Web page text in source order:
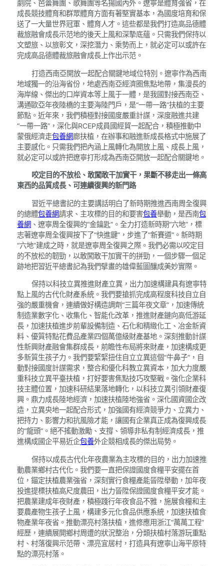
劇院、芭蕾舞團、歌舞團等名揚國內外。遼寧是體育強省，在
成長競技體育和群眾體育方面有著堅實基本，為國度培育和保
送了一大量世界冠軍、體育人才。這些都是我們打造高品德體
裁旅融會成長示范地的後天上風和深摯底蘊。只需我們保持以
文塑旅、以旅彰文，深挖潛力、乘勢而上，就必定可以或許在
完成高品德體裁旅融會成長上作出示范。
打造西南亞開放一起配合關鍵地域位特別。遼寧作為西南
地域獨一的沿海省份，地處西南亞經濟圈焦點地帶，集漫長的
海岸線、傑出的口岸資本等上風于一體，是我國對接西南亞、
溝通歐亞年夜陸橋的主要海陸門戶，是“一帶一路”扶植的主要
節點。近年來，我們積極對接國度嚴重計謀，深度融進共建
“一帶一路”，深化與RCEP成員國經貿一起配合，積極推動中
蒙俄經濟走包養網廊扶植，在辦事和融進新成長格式中施展了
主要感化。只需我們把內涵上風轉化為開放上風、成長上風，
就必定可以或許把遼寧打形成為西南亞開放一起配合關鍵地。
咬定目的不放松、敢闖敢干加實干，果斷不移走出一條高
東西的品質成長、可連續復興的新門路
習近平總書記的主要講話明白了新時期推進西南周全復興
的總體包養網請求、主攻標的目的和要害包養舉動，是西南包
養網 、遼寧周全復興的“金鑰匙”。全力打造新時期“六地”，標
志著遼寧周全復興按下了“快進鍵”，步進了“新賽道”。新時期
“六地”建成之時，就是遼寧周全復興之際。我們必需以咬定目
的不放松的韌勁，以敢闖敢干加實干的拼勁，一個步驟一個足
跡地把習近平總書記為我們擘畫的雄偉藍圖釀成美妙實際。
保持以科技立異推進財產立異，出力加速構建具有遼寧特
點上風的古代化財產系統。我們要搶抓完成高程度科技自立自
強的嚴重機會，連續做好構造調劑“三篇年夜文章”，加速傳統
制造業數字化、收集化、智能化改革，推進財產鏈向高低游延
長，加速扶植進步前輩設備制造、石化和精緻化工、冶金新資
料、優質特點花費品產業四個萬億級財產基地。深刻推動計謀
性新興財產融會集群成長，前瞻性布局將來財產，加速構成更
多新質生孩子力。我們要緊緊扭住自立立異這個“牛鼻子”，自
動對接國度計謀需求，整合和優化科教立異資本，加大力度嚴
重科技立異平臺扶植，打好要害焦點技巧攻堅戰。強化企業科
技主體位置，加速科研結果落地轉化，以科技立異引領財產復
興。鼎力成長陸地經濟，加速扶植陸地強省。深化國資國企改
造，立異央地一起配合形式，加強國有經濟競爭力、立異力、
把持力、影響力和抗風險才能，讓國有企業真正成為復興成長
的“龍頭”。絕不搖動激勵、支撐、領導非私有制經濟成長，推
進構成國企平易近企包養外企競相成長的傑出局勢。
保持以成長古代化年夜農業為主攻標的目的，出力加速推
動農業鄉村古代化。我們要一直把保證國度食糧平安擺在首
位，錨定扶植農業強省，深刻實行食糧產能晉陞舉動，加年夜
投進提標扶植高尺度農田，出力晉陞保證國度食糧平安才能。
把農業建成年夜財產，積極踐行年夜食品不雅，施展食糧和主
要農產物生孩子上風，構建多元化食品供應系統，加速扶植食
物產業年夜省。推動漂亮村落扶植，進修應用浙江“萬萬工程”
經歷，連續展開鄉村周遭的狀況整治，分類扶植村落游玩重點
村、村落復興示范帶、漂亮宜居村，打造具有遼寧山海平原特
點的漂亮村落。